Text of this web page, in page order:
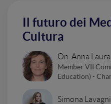
Il futuro dei
Cultura
On. Anna
Member VII
Education) -
Simona